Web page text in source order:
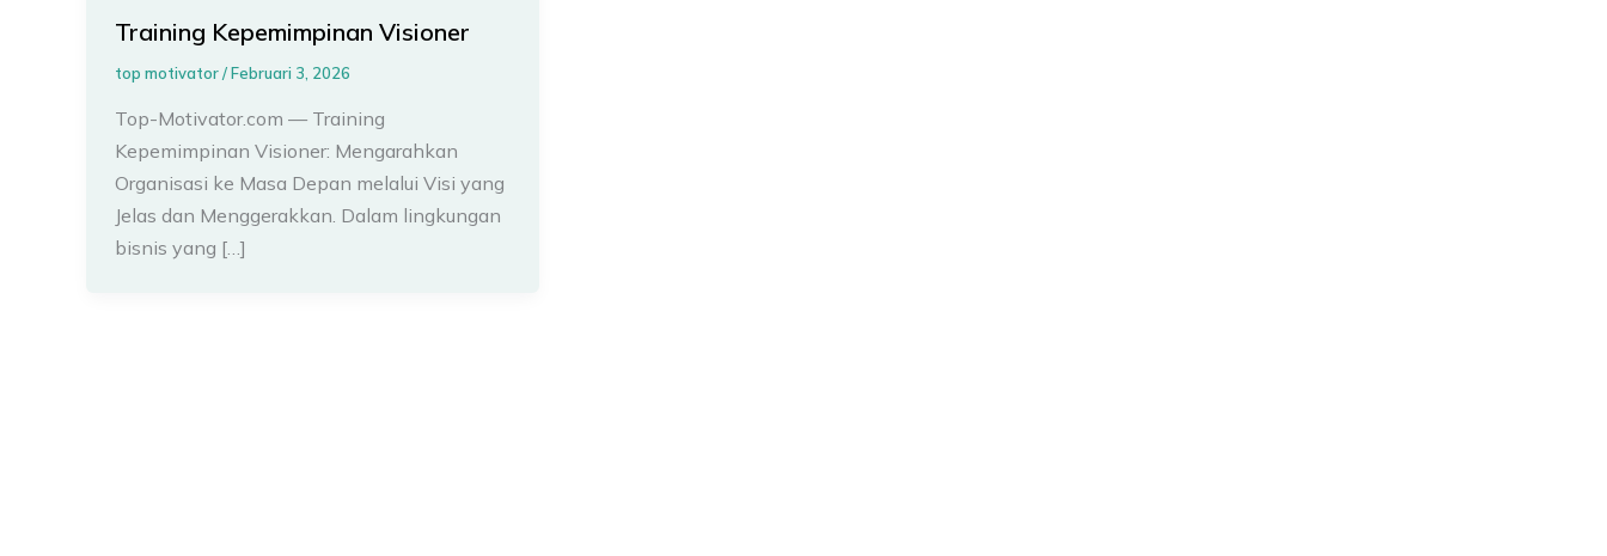
Training Kepemimpinan Visioner
top motivator/Februari 3, 2026
Top-Motivator.com — Training
Kepemimpinan Visioner: Mengarahkan
Organisasi ke Masa Depan melalui Visi yang
Jelas dan Menggerakkan. Dalam lingkungan
bisnis yang […]